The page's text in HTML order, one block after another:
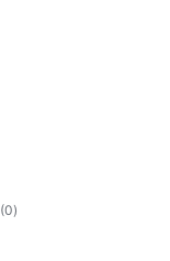
(0कुल
दर)